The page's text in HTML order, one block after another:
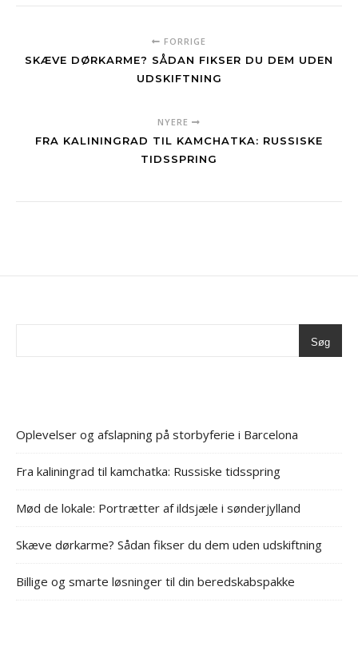
FORRIGE
SKÆVE DØRKARME? SÅDAN FIKSER DU DEM UDEN
UDSKIFTNING
NYERE
FRA KALININGRAD TIL KAMCHATKA: RUSSISKE
TIDSSPRING
Søg
Oplevelser og afslapning på storbyferie i Barcelona
Fra kaliningrad til kamchatka: Russiske tidsspring
Mød de lokale: Portrætter af ildsjæle i sønderjylland
Skæve dørkarme? Sådan fikser du dem uden udskiftning
Billige og smarte løsninger til din beredskabspakke